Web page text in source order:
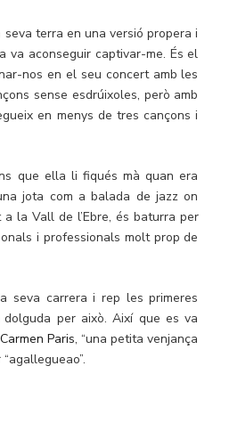
terra en una versió propera i
va aconseguir captivar-me. És el
nos en el seu concert amb les
sense esdrúixoles, però amb
en menys de tres cançons i
que ella li fiqués mà quan era
jota com a balada de jazz on
a la Vall de l’Ebre, és baturra per
i professionals molt prop de
seva carrera i rep les primeres
per això. Així que es va
Carmen Paris, “una petita venjança